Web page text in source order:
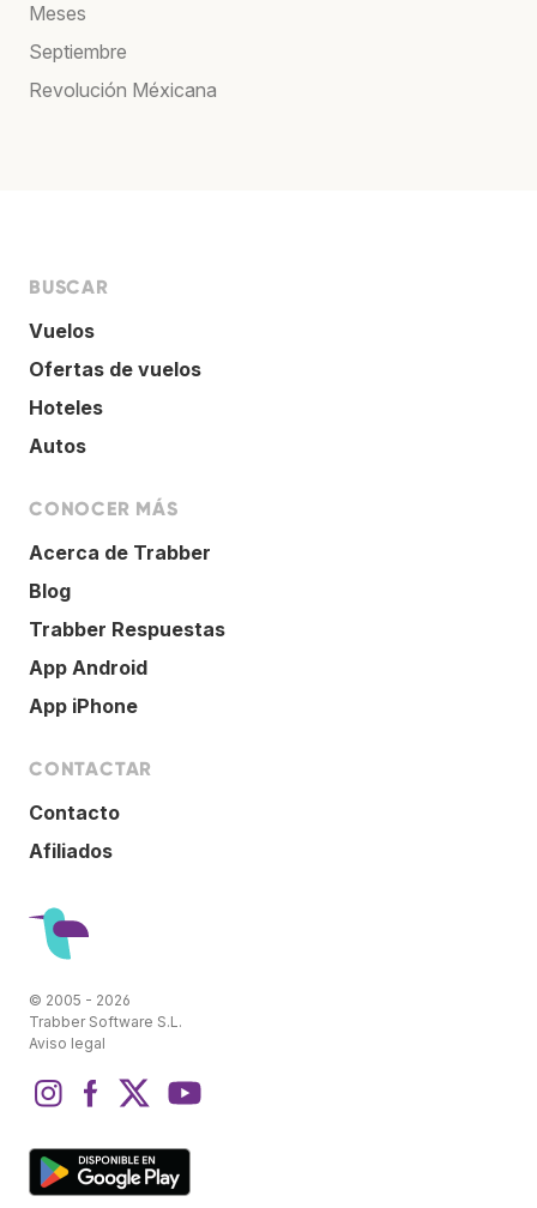
Meses
Septiembre
Revolución Méxicana
BUSCAR
Vuelos
Ofertas de vuelos
Hoteles
Autos
CONOCER MÁS
Acerca de Trabber
Blog
Trabber Respuestas
App Android
App iPhone
CONTACTAR
Contacto
Afiliados
© 2005 - 2026
Trabber Software S.L.
Aviso legal